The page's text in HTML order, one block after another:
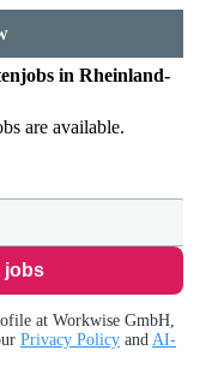
in Rheinland-
are available.
jobs
at Workwise GmbH,
Privacy Policy and AI-